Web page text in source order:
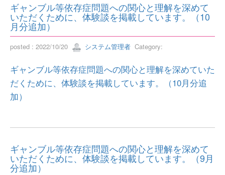
ギャンブル等依存症問題への関心と理解を深めて
いただくために、体験談を掲載しています。（10
月分追加）
posted : 2022/10/20 システム管理者 Category:
ギャンブル等依存症問題への関心と理解を深めていた
だくために、体験談を掲載しています。（10月分追
加）
ギャンブル等依存症問題への関心と理解を深めて
いただくために、体験談を掲載しています。（9月
分追加）